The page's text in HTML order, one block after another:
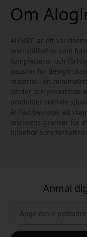
Om
ALOGIC är ett
tekniktillbehör som
kompletterar och
passion för design
material i en
länder och prioriterar
produkter som de
är fast beslutet att
teknikens gränser för
tillbehör som
Anmäl